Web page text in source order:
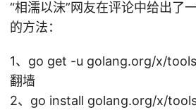
“相濡以沫”网友在评论中给出了
的方法：
1、go get -u golang.org/x/
翻墙
2、go install golang.org/x/